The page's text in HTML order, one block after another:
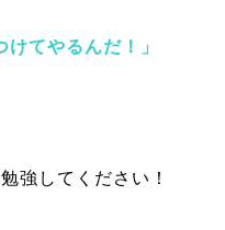
けてやるんだ！」
強してください！